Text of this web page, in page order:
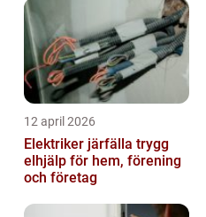
12 april 2026
Elektriker järfälla trygg
elhjälp för hem, förening
och företag